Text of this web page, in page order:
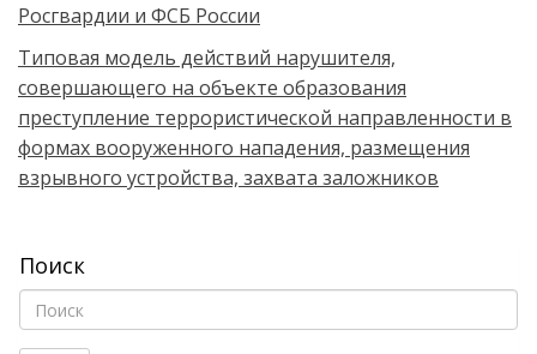
Росгвардии и ФСБ России
Типовая модель действий нарушителя,
совершающего на объекте образования
преступление террористической направленности в
формах вооруженного нападения, размещения
взрывного устройства, захвата заложников
Поиск